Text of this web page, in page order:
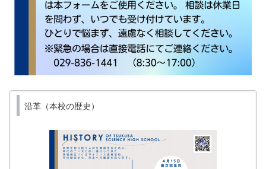
沿革（本校の歴史）